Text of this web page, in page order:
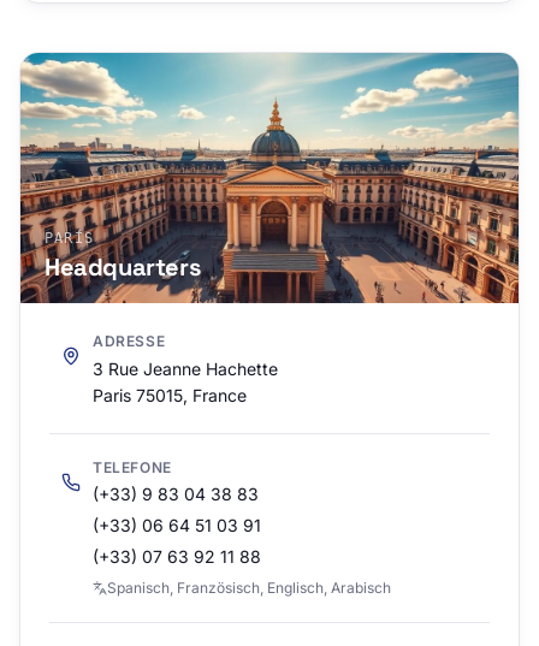
PARÍS
Headquarters
ADRESSE
3 Rue Jeanne Hachette
Paris 75015, France
TELEFONE
(+33) 9 83 04 38 83
(+33) 06 64 51 03 91
(+33) 07 63 92 11 88
Spanisch, Französisch, Englisch, Arabisch